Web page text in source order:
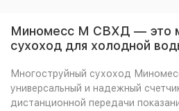
Миномесс М СВХД — это
сухоход для холодной
Многоструйный сухоход
универсальный и надежный
дистанционной передачи